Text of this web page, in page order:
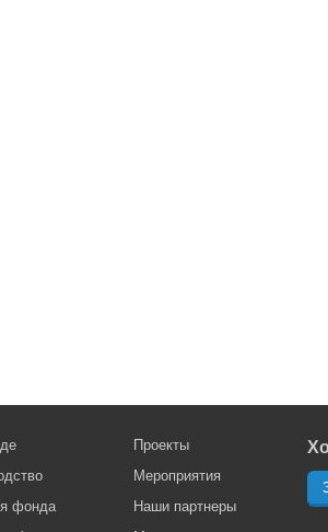
фонда
Проекты
Мероприятия
Наши партнеры